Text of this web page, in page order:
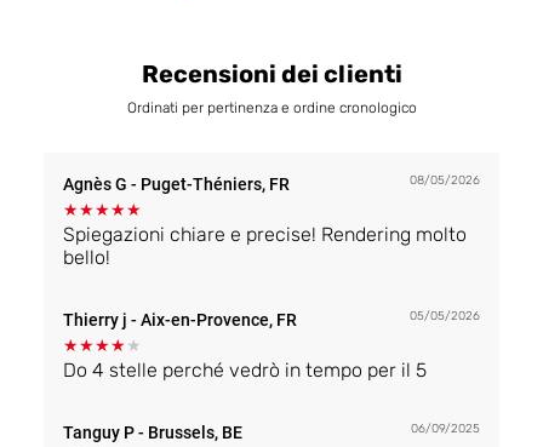
Recensioni dei clienti
Ordinati per pertinenza e ordine cronologico
Agnès G - Puget-Théniers, FR 08/05/2026
★★★★★
Spiegazioni chiare e precise! Rendering molto
bello!
Thierry j - Aix-en-Provence, FR 05/05/2026
★★★★★
Do 4 stelle perché vedrò in tempo per il 5
Tanguy P- Brussels, BE 06/09/2025